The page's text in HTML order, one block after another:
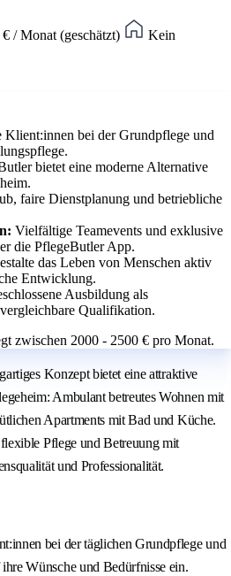
/ Monat (geschätzt)
Kein
Klient:innen bei der Grundpflege und
bietet eine moderne Alternative
faire Dienstplanung und betriebliche
Vielfältige Teamevents und exklusive
die PflegeButler App.
das Leben von Menschen aktiv
Entwicklung.
Ausbildung als
Qualifikation.
zwischen 2000 - 2500 € pro Monat.
Konzept bietet eine attraktive
Ambulant betreutes Wohnen mit
Apartments mit Bad und Küche.
Pflege und Betreuung mit
und Professionalität.
bei der täglichen Grundpflege und
Wünsche und Bedürfnisse ein.